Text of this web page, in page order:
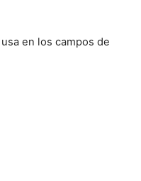
en los campos de